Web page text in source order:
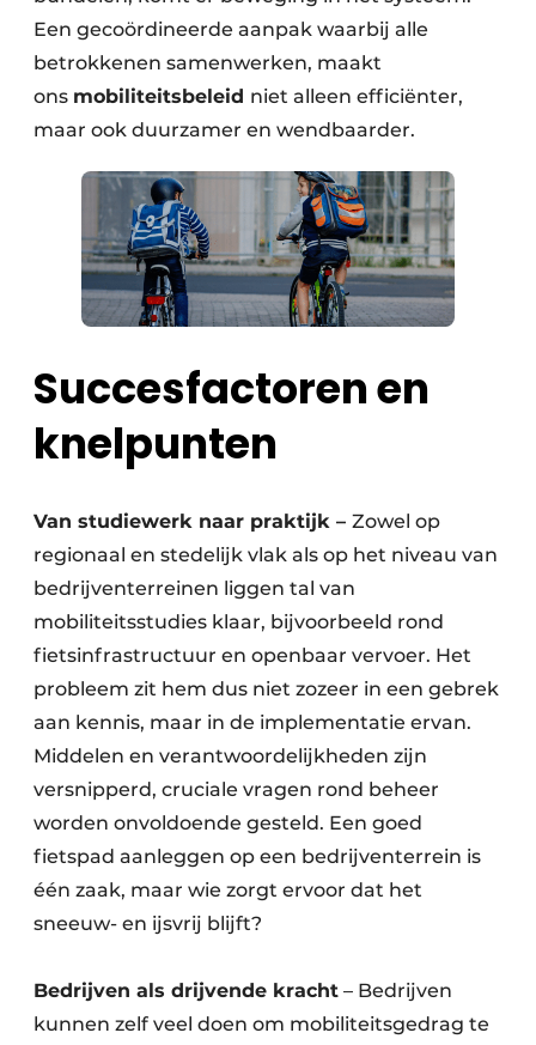
Een gecoördineerde aanpak waarbij alle
betrokkenen samenwerken, maakt
ons mobiliteitsbeleid niet alleen efficiënter,
maar ook duurzamer en wendbaarder.
Succesfactoren en
knelpunten
Van studiewerk naar praktijk – Zowel op
regionaal en stedelijk vlak als op het niveau van
bedrijventerreinen liggen tal van
mobiliteitsstudies klaar, bijvoorbeeld rond
fietsinfrastructuur en openbaar vervoer. Het
probleem zit hem dus niet zozeer in een gebrek
aan kennis, maar in de implementatie ervan.
Middelen en verantwoordelijkheden zijn
versnipperd, cruciale vragen rond beheer
worden onvoldoende gesteld. Een goed
fietspad aanleggen op een bedrijventerrein is
één zaak, maar wie zorgt ervoor dat het
sneeuw- en ijsvrij blijft?
Bedrijven als drijvende kracht – Bedrijven
kunnen zelf veel doen om mobiliteitsgedrag te